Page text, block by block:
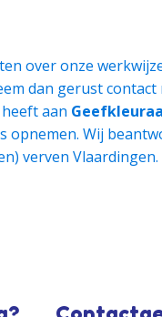
over onze
dan gerust contact
aan
opnemen. Wij
verven Vlaardingen.